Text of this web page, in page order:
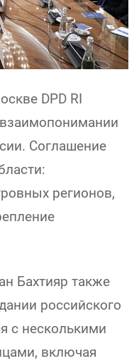
DPD RI
Соглашение
регионов,
Бахтияр также
российского
с несколькими
включая